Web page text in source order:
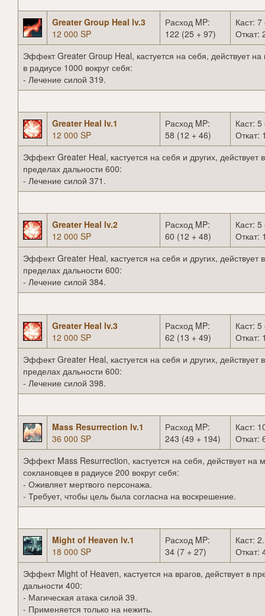
Greater Group Heal lv.3
12 000 SP
Расход MP:
122 (25 + 97)
Каст: 7
Откат:
Эффект Greater Group Heal, кастуется на себя, действует
в радиусе 1000 вокруг себя:
- Лечение силой 319.
Greater Heal lv.1
12 000 SP
Расход MP:
58 (12 + 46)
Каст: 5
Откат:
Эффект Greater Heal, кастуется на себя и других, действует в
пределах дальности 600:
- Лечение силой 371.
Greater Heal lv.2
12 000 SP
Расход MP:
60 (12 + 48)
Каст: 5
Откат:
Эффект Greater Heal, кастуется на себя и других, действует в
пределах дальности 600:
- Лечение силой 384.
Greater Heal lv.3
12 000 SP
Расход MP:
62 (13 + 49)
Каст: 5
Откат:
Эффект Greater Heal, кастуется на себя и других, действует в
пределах дальности 600:
- Лечение силой 398.
Mass Resurrection lv.1
36 000 SP
Расход MP:
243 (49 + 194)
Каст:
Откат:
Эффект Mass Resurrection, кастуется на себя, действует на
соклановцев в радиусе 200 вокруг себя:
- Оживляет мертвого персонажа.
- Требует, чтобы цель была согласна на воскрешение.
Might of Heaven lv.1
18 000 SP
Расход MP:
34 (7 + 27)
Каст:
Откат:
Эффект Might of Heaven, кастуется на врагов, действует в
дальности 400:
- Магическая атака силой 39.
- Применяется только на нежить.